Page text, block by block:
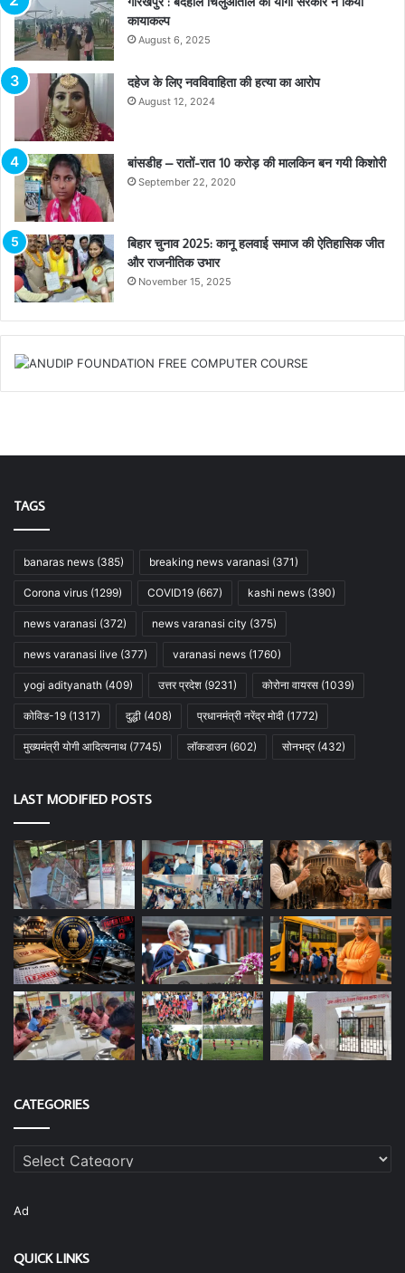
कायाकल्प
August 6, 2025
दहेज के लिए नवविवाहिता की हत्या का आरोप
August 12, 2024
बांसडीह – रातों-रात 10 करोड़ की मालकिन बन गयी किशोरी
September 22, 2020
बिहार चुनाव 2025: कानू हलवाई समाज की ऐतिहासिक जीत
और राजनीतिक उभार
November 15, 2025
TAGS
banaras news (385) breaking news varanasi (371)
Corona virus (1299) COVID19 (667) kashi news (390)
news varanasi (372) news varanasi city (375)
news varanasi live (377) varanasi news (1760)
yogi adityanath (409) उत्तर प्रदेश (9231) कोरोना वायरस (1039)
कोविड-19 (1317) दुद्धी (408) प्रधानमंत्री नरेंद्र मोदी (1772)
मुख्यमंत्री योगी आदित्यनाथ (7745) लॉकडाउन (602) सोनभद्र(432)
LAST MODIFIED POSTS
CATEGORIES
Categories
Ad
QUICK LINKS